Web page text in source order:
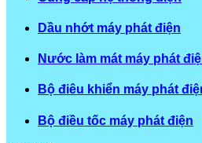
Dầu nhớt máy phát điện
Nước làm mát máy phát
Bộ điêu khiển máy phát
Bộ điều tốc máy phát điện